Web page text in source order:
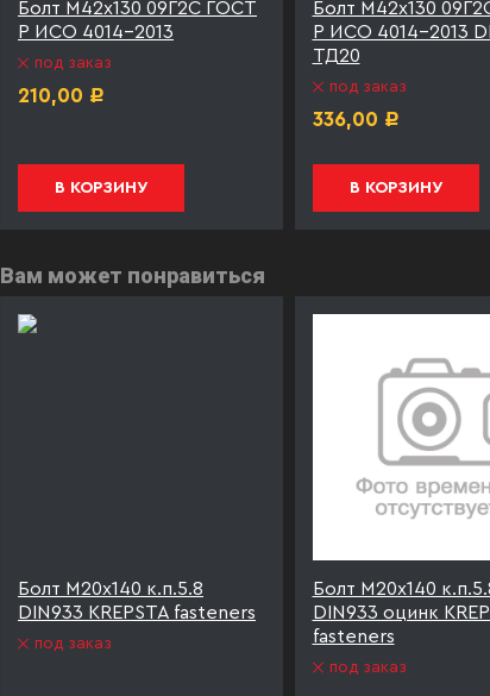
Болт М42х130 09Г2С ГОСТ
Р ИСО 4014-2013
под заказ
210,00 Р
В КОРЗИНУ
Болт М42х130
Р ИСО 4014-2013
ТД20
под заказ
336,00 Р
В КОРЗИНУ
Вам может понравиться
Болт М20х140 к.п.5.8
DIN933 KREPSTA fasteners
под заказ
Болт М20х140
DIN933 оцинк
fasteners
под заказ